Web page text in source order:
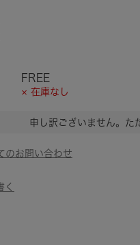
FREE
× 在庫なし
申し訳ございません。た